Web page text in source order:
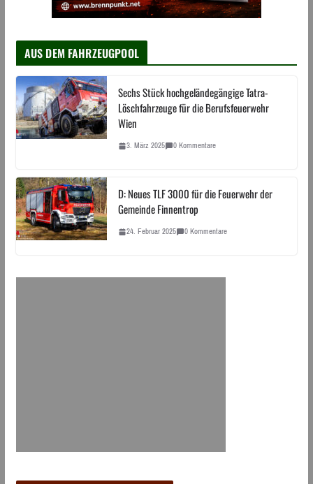
AUS DEM FAHRZEUGPOOL
Sechs Stück hochgeländegängige Tatra-
Löschfahrzeuge für die Berufsfeuerwehr
Wien
3. März 2025 0 Kommentare
D: Neues TLF 3000 für die Feuerwehr der
Gemeinde Finnentrop
24. Februar 2025 0 Kommentare